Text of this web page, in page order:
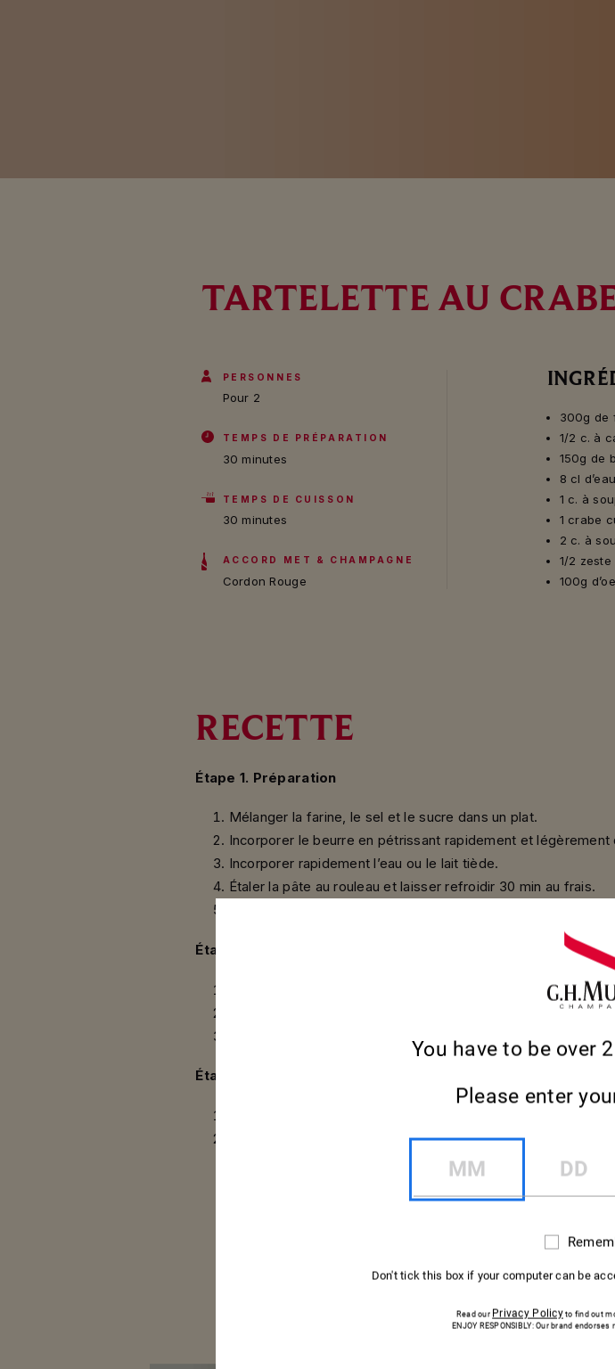
TARTELETTE AU
PERSONNES
Pour 2
TEMPS DE PRÉPARATION
30 minutes
TEMPS DE CUISSON
30 minutes
ACCORD MET & CHAMPAGNE
Cordon Rouge
300g de
1/2 c. à
150g de
8 cl
1 c. à
1 crabe
2 c. à
1/2
100g
RECETTE
Étape 1. Préparation
Mélanger la farine, le sel et le sucre dans un plat.
Incorporer le beurre en pétrissant rapidement et
Incorporer rapidement l’eau ou le lait tiède.
Étaler la pâte au rouleau et laisser refroidir 30 min au frais.
Étape 2. Le crabe
Le mélanger avec la mayonnaise et le zeste de citron.
Étape 3. Dressage
You have to be over
Please enter
Don't tick this box if your computer can be
Read our Privacy Policyto find out
ENJOY RESPONSIBLY: Our brand